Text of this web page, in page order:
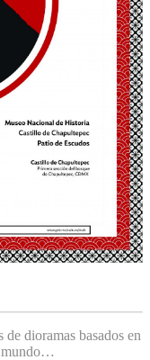
dioramas basados en
mundo…